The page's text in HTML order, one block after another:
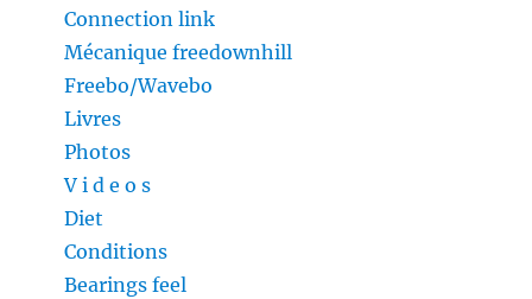
Connection link
Mécanique freedownhill
Freebo/Wavebo
Livres
Photos
V i d e o s
Diet
Conditions
Bearings feel